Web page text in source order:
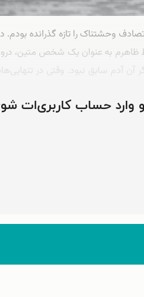
وحشتناک را تازه گذرانده بودم.
ظاهرم به عنوان یک شخص متین،
آدم سابق نبود. وقتی در
وارد حساب کاربری‌ات